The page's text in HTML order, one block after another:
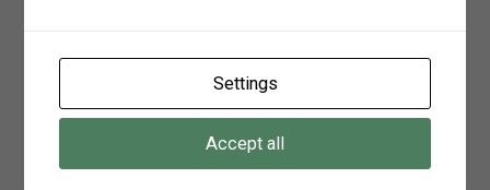
туршилт тохируулга, дагалдах ажил
үйлчилгээ
Цахилгаан соронзон хэмжлийн хэмжих
Settings
Accept all